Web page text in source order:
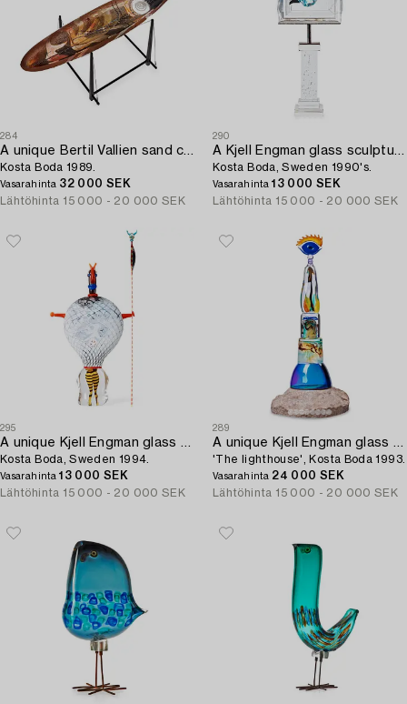
284
A unique Bertil Vallien sand cast glass sculpture,
Kosta Boda 1989.
Vasarahinta 32 000 SEK
Lähtöhinta 15 000 - 20 000 SEK
290
A Kjell Engman glass sculpture,
Kosta Boda, Sweden 1990's.
Vasarahinta13 000 SEK
Lähtöhinta 15 000 - 20 000 SEK
295
A unique Kjell Engman glass sculpture,
Kosta Boda, Sweden 1994.
Vasarahinta13 000 SEK
Lähtöhinta 15 000 - 20 000 SEK
289
A unique Kjell Engman glass sculpture,
'The lighthouse', Kosta Boda 1993.
Vasarahinta 24 000 SEK
Lähtöhinta 15 000 - 20 000 SEK